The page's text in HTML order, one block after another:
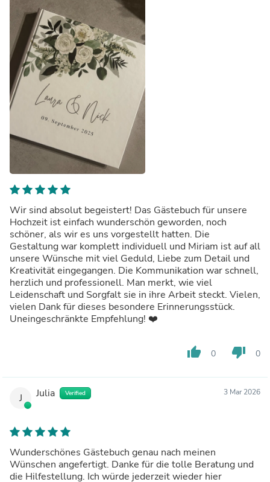
Wir sind absolut begeistert! Das Gästebuch für unsere
Hochzeit ist einfach wunderschön geworden, noch
schöner, als wir es uns vorgestellt hatten. Die
Gestaltung war komplett individuell und Miriam ist auf all
unsere Wünsche mit viel Geduld, Liebe zum Detail und
Kreativität eingegangen. Die Kommunikation war schnell,
herzlich und professionell. Man merkt, wie viel
Leidenschaft und Sorgfalt sie in ihre Arbeit steckt. Vielen,
vielen Dank für dieses besondere Erinnerungsstück.
Uneingeschränkte Empfehlung! ❤️
thumb_up 0 thumb_down 0
J Julia Verified 3 Mar 2026
Wunderschönes Gästebuch genau nach meinen
Wünschen angefertigt. Danke für die tolle Beratung und
die Hilfestellung. Ich würde jederzeit wieder hier